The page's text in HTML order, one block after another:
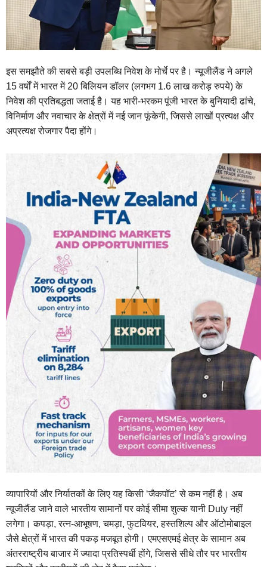
इस समझौते की सबसे बड़ी उपलब्धि निवेश के मोर्चे पर है। न्यूजीलैंड ने अगले
15 वर्षों में भारत में 20 बिलियन डॉलर (लगभग 1.6 लाख करोड़ रुपये) के
निवेश की प्रतिबद्धता जताई है। यह भारी-भरकम पूंजी भारत के बुनियादी ढांचे,
विनिर्माण और नवाचार के क्षेत्रों में नई जान फूंकेगी, जिससे लाखों प्रत्यक्ष और
अप्रत्यक्ष रोजगार पैदा होंगे।
व्यापारियों और निर्यातकों के लिए यह किसी ‘जैकपॉट’ से कम नहीं है। अब
न्यूजीलैंड जाने वाले भारतीय सामानों पर कोई सीमा शुल्क यानी Duty नहीं
लगेगा। कपड़ा, रत्न-आभूषण, चमड़ा, फुटवियर, हस्तशिल्प और ऑटोमोबाइल
जैसे क्षेत्रों में भारत की पकड़ मजबूत होगी। एमएसएमई क्षेत्र के सामान अब
अंतरराष्ट्रीय बाजार में ज्यादा प्रतिस्पर्धी होंगे, जिससे सीधे तौर पर भारतीय